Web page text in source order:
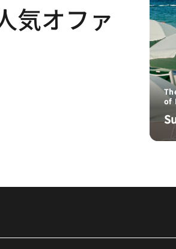
気オファ
of